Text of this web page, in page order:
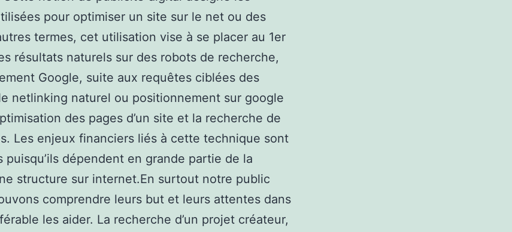
pour optimiser un site sur le net ou des
termes, cet utilisation vise à se placer au 1er
résultats naturels sur des robots de recherche,
Google, suite aux requêtes ciblées des
netlinking naturel ou positionnement sur google
des pages d’un site et la recherche de
Les enjeux financiers liés à cette technique sont
puisqu’ils dépendent en grande partie de la
structure sur internet.En surtout notre public
comprendre leurs but et leurs attentes dans
les aider. La recherche d’un projet créateur,